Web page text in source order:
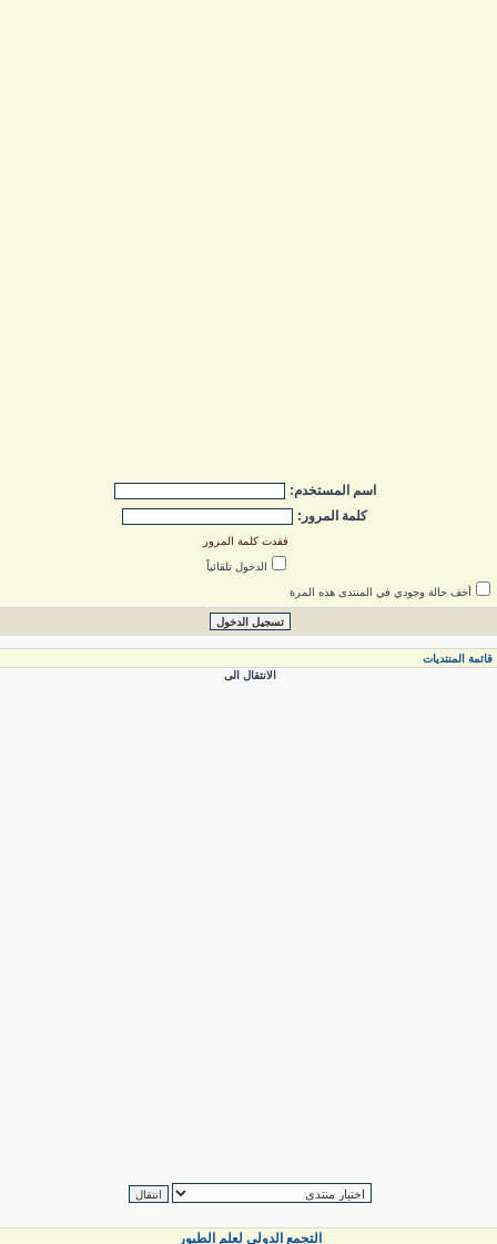
اسم المستخدم:
كلمة المرور:
فقدت كلمة المرور
الدخول تلقائياً
أخف حالة وجودي في المنتدى هذه المرة
المنتديات
الانتقال الى
التجمع الدولي لعلم الطيور